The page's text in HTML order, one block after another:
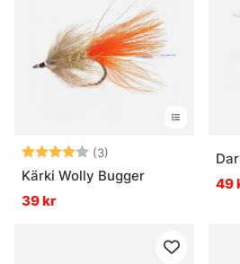
Betyg: (3)
4.0 utav 5 stjärnor
Kärki Wolly Bugger
39 kr
49